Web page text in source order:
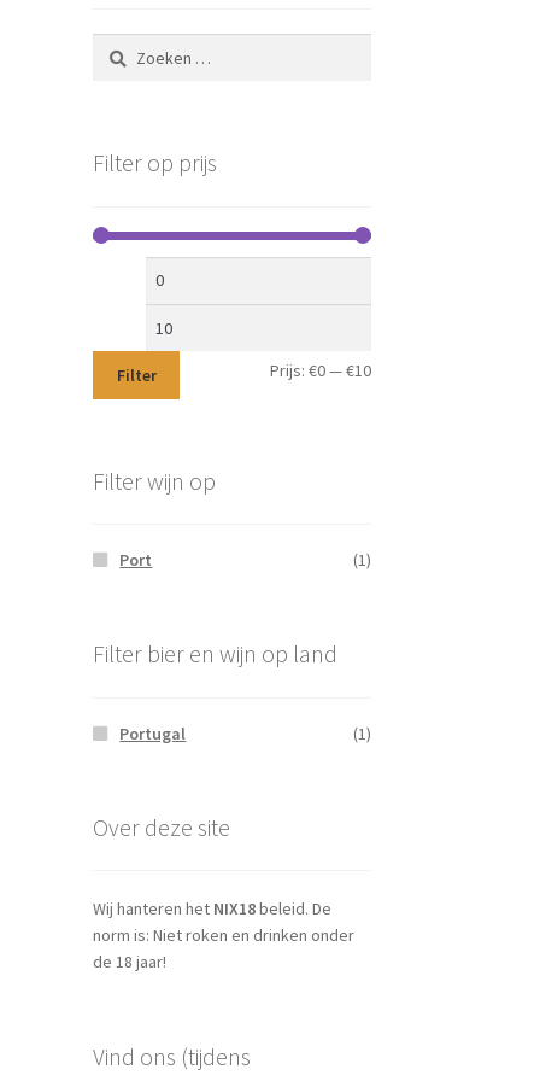
Zoeken
naar:
Filter op prijs
Min.
Filter Prijs: €0—€10
Filter wijn op
Port (1)
Filter bier en wijn op land
Portugal (1)
Over deze site
Wij hanteren het NIX18beleid. De
norm is: Niet roken en drinken onder
de 18 jaar!
Vind ons (tijdens